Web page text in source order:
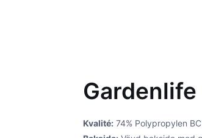
Gardenlife
Kvalité:74% Polypropylen